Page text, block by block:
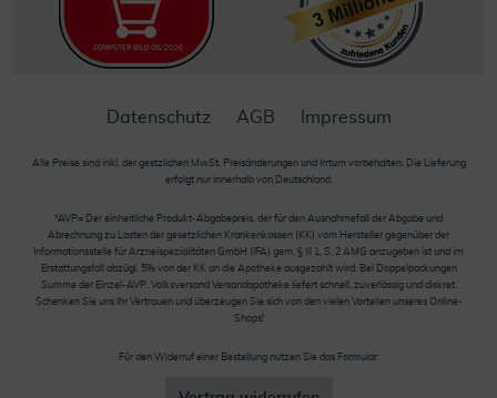
Datenschutz AGB Impressum
Alle Preise sind inkl. der gestzlichen MwSt. Preisänderungen und Irrtum vorbehalten. Die Lieferung
erfolgt nur innerhalb von Deutschland.
*AVP= Der einheitliche Produkt-Abgabepreis, der für den Ausnahmefall der Abgabe und
Abrechnung zu Lasten der gesetzlichen Krankenkassen (KK) vom Hersteller gegenüber der
Informationsstelle für Arzneispezialitäten GmbH (IFA) gem. § III 1, S. 2 AMG anzugeben ist und im
Erstattungsfall abzügl. 5% von der KK an die Apotheke ausgezahlt wird. Bei Doppelpackungen
Summe der Einzel-AVP. Volksversand Versandapotheke liefert schnell, zuverlässig und diskret.
Schenken Sie uns Ihr Vertrauen und überzeugen Sie sich von den vielen Vorteilen unseres Online-
Shops!
Für den Widerruf einer Bestellung nutzen Sie das Formular: